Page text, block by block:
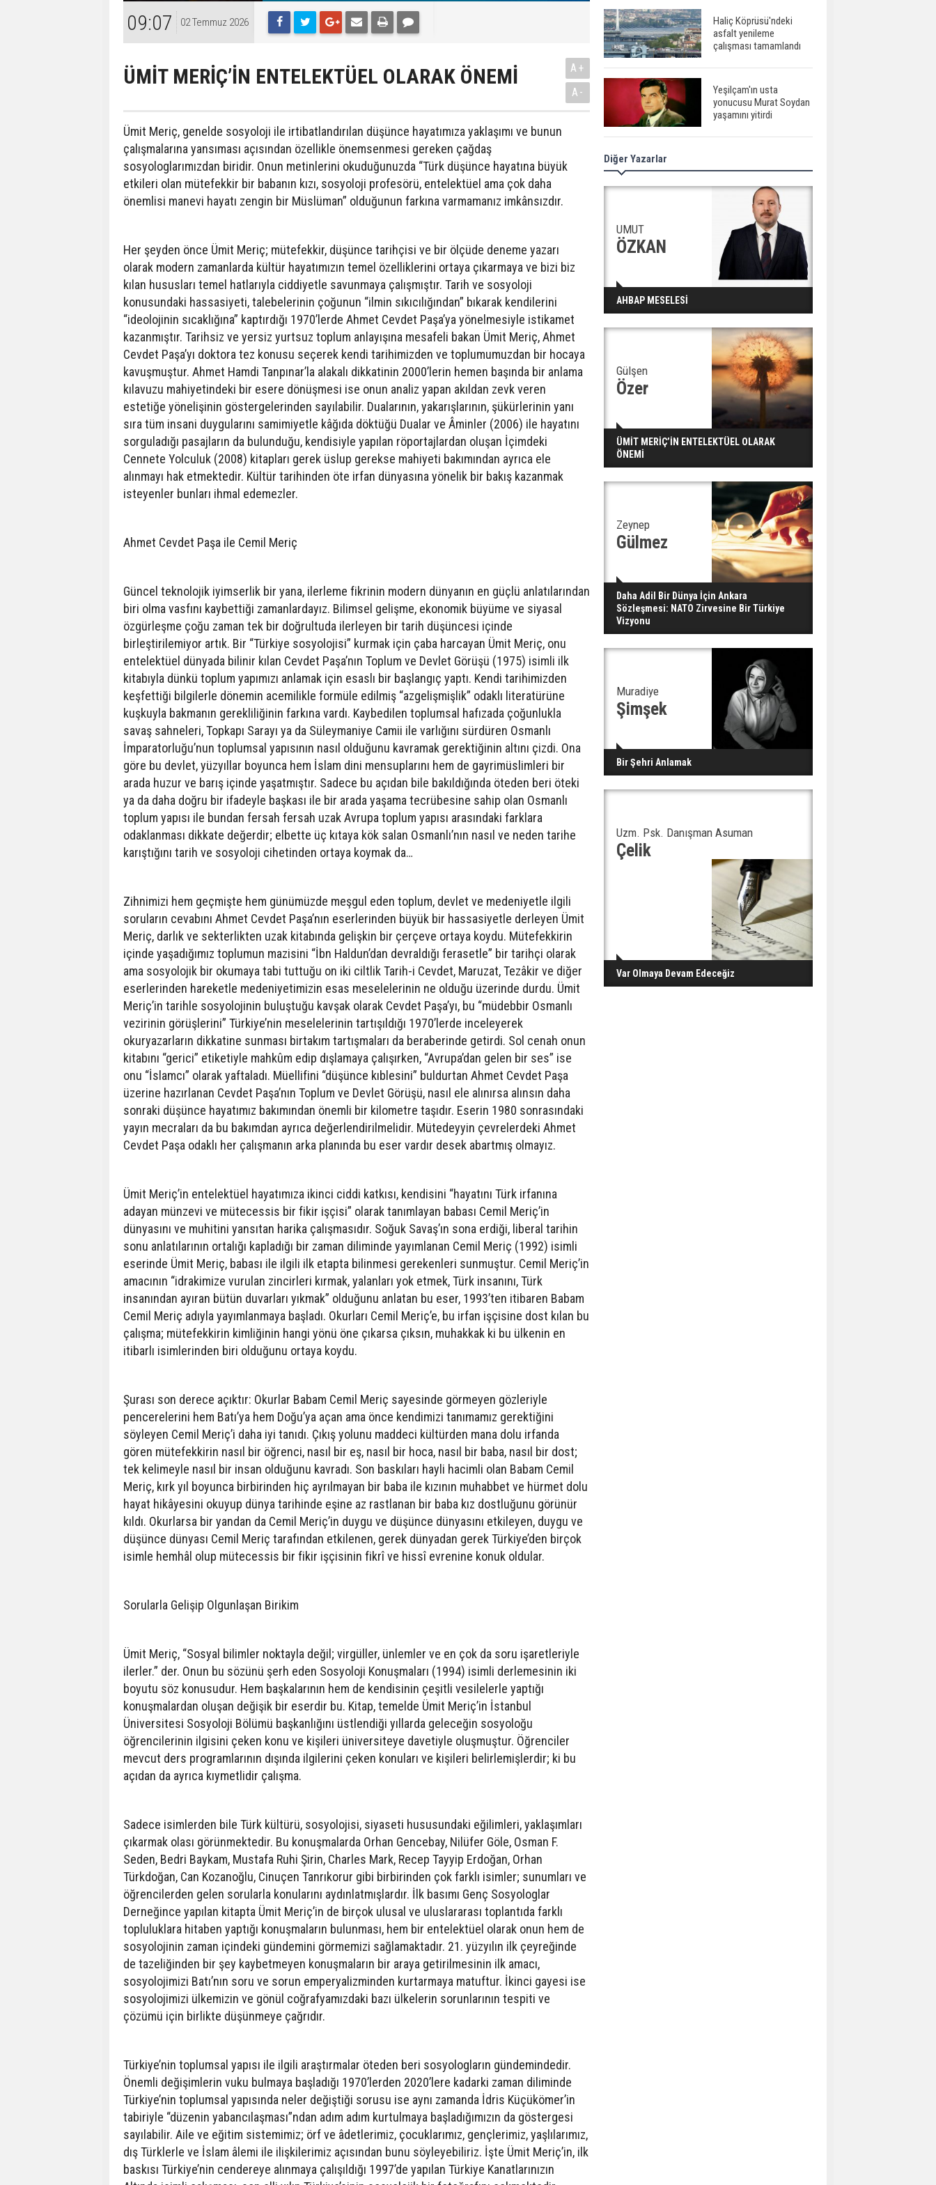
09:07 02 Temmuz 2026
ÜMİT MERİÇ’İN ENTELEKTÜEL OLARAK ÖNEMİ
A+
A-
Ümit Meriç, genelde sosyoloji ile irtibatlandırılan düşünce hayatımıza yaklaşımı ve bunun
çalışmalarına yansıması açısından özellikle önemsenmesi gereken çağdaş
sosyologlarımızdan biridir. Onun metinlerini okuduğunuzda “Türk düşünce hayatına büyük
etkileri olan mütefekkir bir babanın kızı, sosyoloji profesörü, entelektüel ama çok daha
önemlisi manevi hayatı zengin bir Müslüman” olduğunun farkına varmamanız imkânsızdır.
Her şeyden önce Ümit Meriç; mütefekkir, düşünce tarihçisi ve bir ölçüde deneme yazarı
olarak modern zamanlarda kültür hayatımızın temel özelliklerini ortaya çıkarmaya ve bizi biz
kılan hususları temel hatlarıyla ciddiyetle savunmaya çalışmıştır. Tarih ve sosyoloji
konusundaki hassasiyeti, talebelerinin çoğunun “ilmin sıkıcılığından” bıkarak kendilerini
“ideolojinin sıcaklığına” kaptırdığı 1970’lerde Ahmet Cevdet Paşa’ya yönelmesiyle istikamet
kazanmıştır. Tarihsiz ve yersiz yurtsuz toplum anlayışına mesafeli bakan Ümit Meriç, Ahmet
Cevdet Paşa’yı doktora tez konusu seçerek kendi tarihimizden ve toplumumuzdan bir hocaya
kavuşmuştur. Ahmet Hamdi Tanpınar’la alakalı dikkatinin 2000’lerin hemen başında bir anlama
kılavuzu mahiyetindeki bir esere dönüşmesi ise onun analiz yapan akıldan zevk veren
estetiğe yönelişinin göstergelerinden sayılabilir. Dualarının, yakarışlarının, şükürlerinin yanı
sıra tüm insani duygularını samimiyetle kâğıda döktüğü Dualar ve Âminler (2006) ile hayatını
sorguladığı pasajların da bulunduğu, kendisiyle yapılan röportajlardan oluşan İçimdeki
Cennete Yolculuk (2008) kitapları gerek üslup gerekse mahiyeti bakımından ayrıca ele
alınmayı hak etmektedir. Kültür tarihinden öte irfan dünyasına yönelik bir bakış kazanmak
isteyenler bunları ihmal edemezler.
Ahmet Cevdet Paşa ile Cemil Meriç
Güncel teknolojik iyimserlik bir yana, ilerleme fikrinin modern dünyanın en güçlü anlatılarından
biri olma vasfını kaybettiği zamanlardayız. Bilimsel gelişme, ekonomik büyüme ve siyasal
özgürleşme çoğu zaman tek bir doğrultuda ilerleyen bir tarih düşüncesi içinde
birleştirilemiyor artık. Bir “Türkiye sosyolojisi” kurmak için çaba harcayan Ümit Meriç, onu
entelektüel dünyada bilinir kılan Cevdet Paşa’nın Toplum ve Devlet Görüşü (1975) isimli ilk
kitabıyla dünkü toplum yapımızı anlamak için esaslı bir başlangıç yaptı. Kendi tarihimizden
keşfettiği bilgilerle dönemin acemilikle formüle edilmiş “azgelişmişlik” odaklı literatürüne
kuşkuyla bakmanın gerekliliğinin farkına vardı. Kaybedilen toplumsal hafızada çoğunlukla
savaş sahneleri, Topkapı Sarayı ya da Süleymaniye Camii ile varlığını sürdüren Osmanlı
İmparatorluğu’nun toplumsal yapısının nasıl olduğunu kavramak gerektiğinin altını çizdi. Ona
göre bu devlet, yüzyıllar boyunca hem İslam dini mensuplarını hem de gayrimüslimleri bir
arada huzur ve barış içinde yaşatmıştır. Sadece bu açıdan bile bakıldığında öteden beri öteki
ya da daha doğru bir ifadeyle başkası ile bir arada yaşama tecrübesine sahip olan Osmanlı
toplum yapısı ile bundan fersah fersah uzak Avrupa toplum yapısı arasındaki farklara
odaklanması dikkate değerdir; elbette üç kıtaya kök salan Osmanlı’nın nasıl ve neden tarihe
karıştığını tarih ve sosyoloji cihetinden ortaya koymak da…
Zihnimizi hem geçmişte hem günümüzde meşgul eden toplum, devlet ve medeniyetle ilgili
soruların cevabını Ahmet Cevdet Paşa’nın eserlerinden büyük bir hassasiyetle derleyen Ümit
Meriç, darlık ve sekterlikten uzak kitabında gelişkin bir çerçeve ortaya koydu. Mütefekkirin
içinde yaşadığımız toplumun mazisini “İbn Haldun’dan devraldığı ferasetle” bir tarihçi olarak
ama sosyolojik bir okumaya tabi tuttuğu on iki ciltlik Tarih-i Cevdet, Maruzat, Tezâkir ve diğer
eserlerinden hareketle medeniyetimizin esas meselelerinin ne olduğu üzerinde durdu. Ümit
Meriç’in tarihle sosyolojinin buluştuğu kavşak olarak Cevdet Paşa’yı, bu “müdebbir Osmanlı
vezirinin görüşlerini” Türkiye’nin meselelerinin tartışıldığı 1970’lerde inceleyerek
okuryazarların dikkatine sunması birtakım tartışmaları da beraberinde getirdi. Sol cenah onun
kitabını “gerici” etiketiyle mahkûm edip dışlamaya çalışırken, “Avrupa’dan gelen bir ses” ise
onu “İslamcı” olarak yaftaladı. Müellifini “düşünce kıblesini” buldurtan Ahmet Cevdet Paşa
üzerine hazırlanan Cevdet Paşa’nın Toplum ve Devlet Görüşü, nasıl ele alınırsa alınsın daha
sonraki düşünce hayatımız bakımından önemli bir kilometre taşıdır. Eserin 1980 sonrasındaki
yayın mecraları da bu bakımdan ayrıca değerlendirilmelidir. Mütedeyyin çevrelerdeki Ahmet
Cevdet Paşa odaklı her çalışmanın arka planında bu eser vardır desek abartmış olmayız.
Ümit Meriç’in entelektüel hayatımıza ikinci ciddi katkısı, kendisini “hayatını Türk irfanına
adayan münzevi ve mütecessis bir fikir işçisi” olarak tanımlayan babası Cemil Meriç’in
dünyasını ve muhitini yansıtan harika çalışmasıdır. Soğuk Savaş’ın sona erdiği, liberal tarihin
sonu anlatılarının ortalığı kapladığı bir zaman diliminde yayımlanan Cemil Meriç (1992) isimli
eserinde Ümit Meriç, babası ile ilgili ilk etapta bilinmesi gerekenleri sunmuştur. Cemil Meriç’in
amacının “idrakimize vurulan zincirleri kırmak, yalanları yok etmek, Türk insanını, Türk
insanından ayıran bütün duvarları yıkmak” olduğunu anlatan bu eser, 1993’ten itibaren Babam
Cemil Meriç adıyla yayımlanmaya başladı. Okurları Cemil Meriç’e, bu irfan işçisine dost kılan bu
çalışma; mütefekkirin kimliğinin hangi yönü öne çıkarsa çıksın, muhakkak ki bu ülkenin en
itibarlı isimlerinden biri olduğunu ortaya koydu.
Şurası son derece açıktır: Okurlar Babam Cemil Meriç sayesinde görmeyen gözleriyle
pencerelerini hem Batı’ya hem Doğu’ya açan ama önce kendimizi tanımamız gerektiğini
söyleyen Cemil Meriç’i daha iyi tanıdı. Çıkış yolunu maddeci kültürden mana dolu irfanda
gören mütefekkirin nasıl bir öğrenci, nasıl bir eş, nasıl bir hoca, nasıl bir baba, nasıl bir dost;
tek kelimeyle nasıl bir insan olduğunu kavradı. Son baskıları hayli hacimli olan Babam Cemil
Meriç, kırk yıl boyunca birbirinden hiç ayrılmayan bir baba ile kızının muhabbet ve hürmet dolu
hayat hikâyesini okuyup dünya tarihinde eşine az rastlanan bir baba kız dostluğunu görünür
kıldı. Okurlarsa bir yandan da Cemil Meriç’in duygu ve düşünce dünyasını etkileyen, duygu ve
düşünce dünyası Cemil Meriç tarafından etkilenen, gerek dünyadan gerek Türkiye’den birçok
isimle hemhâl olup mütecessis bir fikir işçisinin fikrî ve hissî evrenine konuk oldular.
Sorularla Gelişip Olgunlaşan Birikim
Ümit Meriç, “Sosyal bilimler noktayla değil; virgüller, ünlemler ve en çok da soru işaretleriyle
ilerler.” der. Onun bu sözünü şerh eden Sosyoloji Konuşmaları (1994) isimli derlemesinin iki
boyutu söz konusudur. Hem başkalarının hem de kendisinin çeşitli vesilelerle yaptığı
konuşmalardan oluşan değişik bir eserdir bu. Kitap, temelde Ümit Meriç’in İstanbul
Üniversitesi Sosyoloji Bölümü başkanlığını üstlendiği yıllarda geleceğin sosyoloğu
öğrencilerinin ilgisini çeken konu ve kişileri üniversiteye davetiyle oluşmuştur. Öğrenciler
mevcut ders programlarının dışında ilgilerini çeken konuları ve kişileri belirlemişlerdir; ki bu
açıdan da ayrıca kıymetlidir çalışma.
Sadece isimlerden bile Türk kültürü, sosyolojisi, siyaseti hususundaki eğilimleri, yaklaşımları
çıkarmak olası görünmektedir. Bu konuşmalarda Orhan Gencebay, Nilüfer Göle, Osman F.
Seden, Bedri Baykam, Mustafa Ruhi Şirin, Charles Mark, Recep Tayyip Erdoğan, Orhan
Türkdoğan, Can Kozanoğlu, Cinuçen Tanrıkorur gibi birbirinden çok farklı isimler; sunumları ve
öğrencilerden gelen sorularla konularını aydınlatmışlardır. İlk basımı Genç Sosyologlar
Derneğince yapılan kitapta Ümit Meriç’in de birçok ulusal ve uluslararası toplantıda farklı
topluluklara hitaben yaptığı konuşmaların bulunması, hem bir entelektüel olarak onun hem de
sosyolojinin zaman içindeki gündemini görmemizi sağlamaktadır. 21. yüzyılın ilk çeyreğinde
de tazeliğinden bir şey kaybetmeyen konuşmaların bir araya getirilmesinin ilk amacı,
sosyolojimizi Batı’nın soru ve sorun emperyalizminden kurtarmaya matuftur. İkinci gayesi ise
sosyolojimizi ülkemizin ve gönül coğrafyamızdaki bazı ülkelerin sorunlarının tespiti ve
çözümü için birlikte düşünmeye çağrıdır.
Türkiye’nin toplumsal yapısı ile ilgili araştırmalar öteden beri sosyologların gündemindedir.
Önemli değişimlerin vuku bulmaya başladığı 1970’lerden 2020’lere kadarki zaman diliminde
Türkiye’nin toplumsal yapısında neler değiştiği sorusu ise aynı zamanda İdris Küçükömer’in
tabiriyle “düzenin yabancılaşması”ndan adım adım kurtulmaya başladığımızın da göstergesi
sayılabilir. Aile ve eğitim sistemimiz; örf ve âdetlerimiz, çocuklarımız, gençlerimiz, yaşlılarımız,
dış Türklerle ve İslam âlemi ile ilişkilerimiz açısından bunu söyleyebiliriz. İşte Ümit Meriç’in, ilk
baskısı Türkiye’nin cendereye alınmaya çalışıldığı 1997’de yapılan Türkiye Kanatlarınızın
Haliç Köprüsü'ndeki
asfalt yenileme
çalışması tamamlandı
Yeşilçam'ın usta
yonucusu Murat Soydan
yaşamını yitirdi
Müsavat Dervişoğlu
cenazede görüntülendi
29 Mayıs okullar tatil mi?
hayata döndürecek keşif
Ünlü türkücü Mahmut
Tuncer estetik
operasyon geçirdi: Son
hali gündem oldu
Yerli turist 229,7 milyar
lira seyahat harcaması
Gazze'deki Sağlık
Bakanlığı duyurdu:
Vahşetin pençesinde 2
salgın vaka tespit edildi
Diğer Yazarlar
UMUT
ÖZKAN
AHBAP MESELESİ
Gülşen
Özer
ÜMİT MERİÇ’İN ENTELEKTÜEL OLARAK
ÖNEMİ
Zeynep
Gülmez
Daha Adil Bir Dünya İçin Ankara
Sözleşmesi: NATO Zirvesine Bir Türkiye
Vizyonu
Muradiye
Şimşek
Bir Şehri Anlamak
Uzm. Psk. Danışman Asuman
Çelik
Var Olmaya Devam Edeceğiz